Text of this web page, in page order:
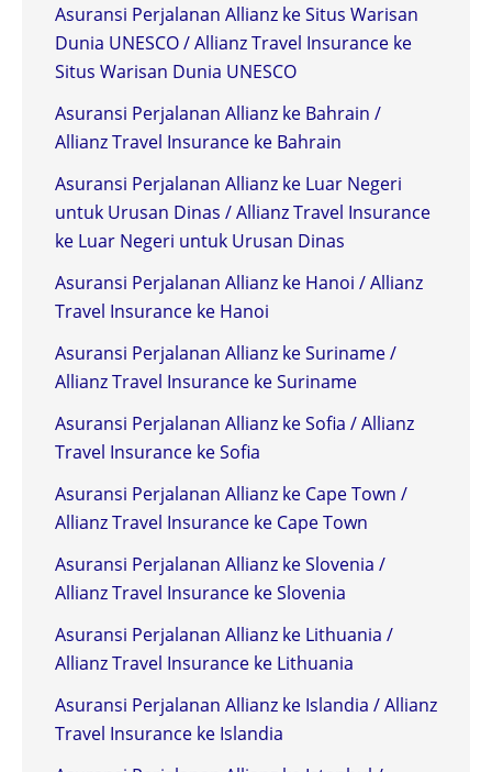
Asuransi Perjalanan Allianz ke Situs Warisan
Dunia UNESCO / Allianz Travel Insurance ke
Situs Warisan Dunia UNESCO
Asuransi Perjalanan Allianz ke Bahrain /
Allianz Travel Insurance ke Bahrain
Asuransi Perjalanan Allianz ke Luar Negeri
untuk Urusan Dinas / Allianz Travel Insurance
ke Luar Negeri untuk Urusan Dinas
Asuransi Perjalanan Allianz ke Hanoi / Allianz
Travel Insurance ke Hanoi
Asuransi Perjalanan Allianz ke Suriname /
Allianz Travel Insurance ke Suriname
Asuransi Perjalanan Allianz ke Sofia / Allianz
Travel Insurance ke Sofia
Asuransi Perjalanan Allianz ke Cape Town /
Allianz Travel Insurance ke Cape Town
Asuransi Perjalanan Allianz ke Slovenia /
Allianz Travel Insurance ke Slovenia
Asuransi Perjalanan Allianz ke Lithuania /
Allianz Travel Insurance ke Lithuania
Asuransi Perjalanan Allianz ke Islandia / Allianz
Travel Insurance ke Islandia